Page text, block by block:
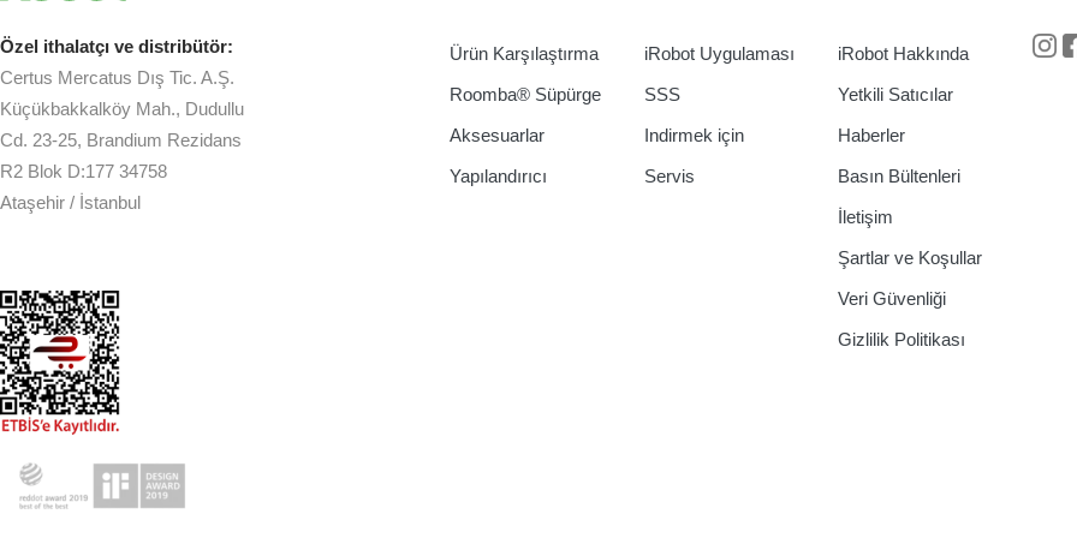
Özel ithalatçı ve distribütör:
Certus Mercatus Dış Tic. A.Ş.
Küçükbakkalköy Mah., Dudullu
Cd. 23-25, Brandium Rezidans
R2 Blok D:177 34758
Ataşehir / İstanbul
Ürün Karşılaştırma
Roomba® Süpürge
Aksesuarlar
Yapılandırıcı
iRobot Uygulaması
SSS
Indirmek için
Servis
iRobot Hakkında
Yetkili Satıcılar
Haberler
Basın Bültenleri
İletişim
Şartlar ve Koşullar
Veri Güvenliği
Gizlilik Politikası